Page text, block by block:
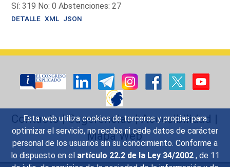
Esta web utiliza cookies de terceros y propias para
optimizar el servicio, no recaba ni cede datos de carácter
personal de los usuarios sin su conocimiento. Conforme a
lo dispuesto en el artículo 22.2 de la Ley 34/2002 , de 11
Sí: 319 No: 0 Abstenciones: 27
DETALLE XML JSON
Contacto|Sugerencias|Accesibilidad |
Mapa Web